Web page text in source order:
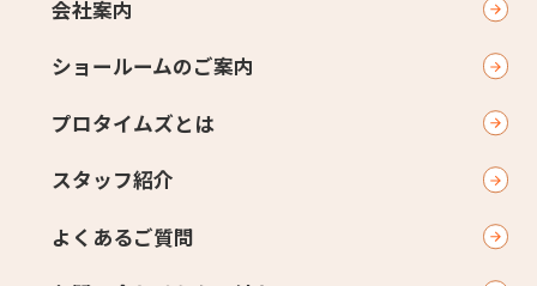
会社案内
ショールームのご案内
プロタイムズとは
スタッフ紹介
よくあるご質問